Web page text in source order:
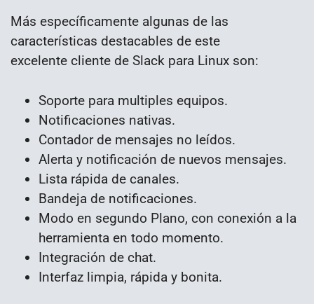
Más específicamente algunas de las
características destacables de este
excelente cliente de Slack para Linux son:
Soporte para multiples equipos.
Notificaciones nativas.
Contador de mensajes no leídos.
Alerta y notificación de nuevos mensajes.
Lista rápida de canales.
Bandeja de notificaciones.
Modo en segundo Plano, con conexión a la
herramienta en todo momento.
Integración de chat.
Interfaz limpia, rápida y bonita.